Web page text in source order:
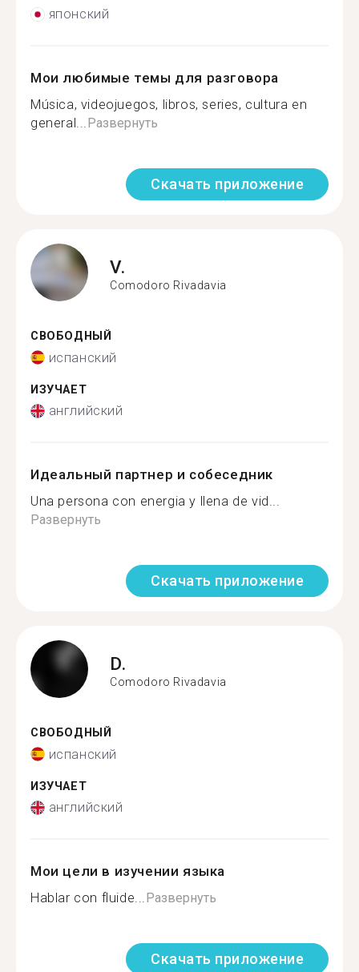
японский
Мои любимые темы для разговора
Música, videojuegos, libros, series, cultura en
general...Развернуть
Скачать приложение
V.
Comodoro Rivadavia
СВОБОДНЫЙ
испанский
ИЗУЧАЕТ
английский
Идеальный партнер и собеседник
Una persona con energia y llena de vid...
Развернуть
Скачать приложение
D.
Comodoro Rivadavia
СВОБОДНЫЙ
испанский
ИЗУЧАЕТ
английский
Мои цели в изучении языка
Hablar con fluide...Развернуть
Скачать приложение